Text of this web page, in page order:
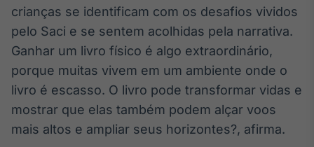
Gestão de
Investimentos
Em breve
crianças se identificam com os desafios vividos
pelo Saci e se sentem acolhidas pela narrativa.
Ganhar um livro físico é algo extraordinário,
porque muitas vivem em um ambiente onde o
livro é escasso. O livro pode transformar vidas e
mostrar que elas também podem alçar voos
mais altos e ampliar seus horizontes?, afirma.